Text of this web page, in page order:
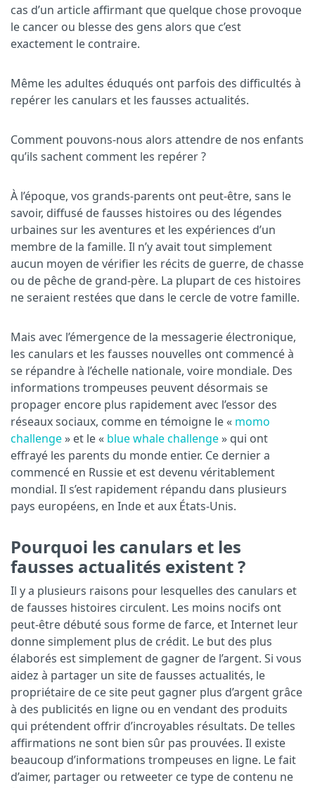
cas d’un article affirmant que quelque chose provoque
le cancer ou blesse des gens alors que c’est
exactement le contraire.
Même les adultes éduqués ont parfois des difficultés à
repérer les canulars et les fausses actualités.
Comment pouvons-nous alors attendre de nos enfants
qu’ils sachent comment les repérer ?
À l’époque, vos grands-parents ont peut-être, sans le
savoir, diffusé de fausses histoires ou des légendes
urbaines sur les aventures et les expériences d’un
membre de la famille. Il n’y avait tout simplement
aucun moyen de vérifier les récits de guerre, de chasse
ou de pêche de grand-père. La plupart de ces histoires
ne seraient restées que dans le cercle de votre famille.
Mais avec l’émergence de la messagerie électronique,
les canulars et les fausses nouvelles ont commencé à
se répandre à l’échelle nationale, voire mondiale. Des
informations trompeuses peuvent désormais se
propager encore plus rapidement avec l’essor des
réseaux sociaux, comme en témoigne le « momo
challenge» et le « blue whale challenge» qui ont
effrayé les parents du monde entier. Ce dernier a
commencé en Russie et est devenu véritablement
mondial. Il s’est rapidement répandu dans plusieurs
pays européens, en Inde et aux États-Unis.
Pourquoi les canulars et les
fausses actualités existent ?
Il y a plusieurs raisons pour lesquelles des canulars et
de fausses histoires circulent. Les moins nocifs ont
peut-être débuté sous forme de farce, et Internet leur
donne simplement plus de crédit. Le but des plus
élaborés est simplement de gagner de l’argent. Si vous
aidez à partager un site de fausses actualités, le
propriétaire de ce site peut gagner plus d’argent grâce
à des publicités en ligne ou en vendant des produits
qui prétendent offrir d’incroyables résultats. De telles
affirmations ne sont bien sûr pas prouvées. Il existe
beaucoup d’informations trompeuses en ligne. Le fait
d’aimer, partager ou retweeter ce type de contenu ne